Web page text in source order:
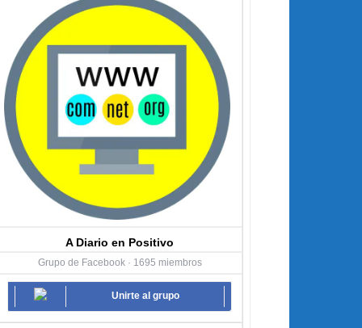
A Diario en Positivo
Grupo de Facebook · 1695 miembros
Unirte al grupo